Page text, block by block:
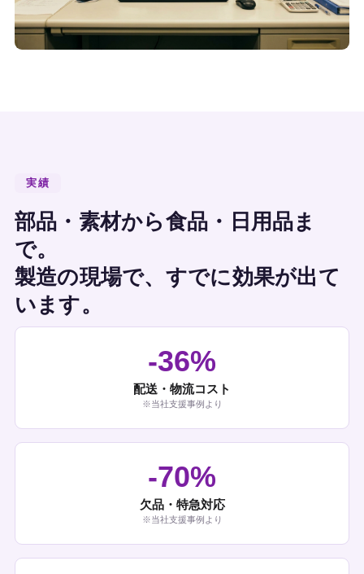
実績
部品・素材から食品・日用品ま
で。
製造の現場で、すでに効果が出て
います。
-36%
配送・物流コスト
※当社支援事例より
-70%
欠品・特急対応
※当社支援事例より